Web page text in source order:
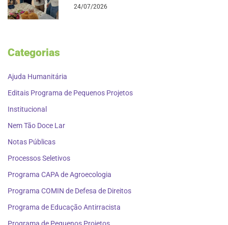
24/07/2026
Categorias
Ajuda Humanitária
Editais Programa de Pequenos Projetos
Institucional
Nem Tão Doce Lar
Notas Públicas
Processos Seletivos
Programa CAPA de Agroecologia
Programa COMIN de Defesa de Direitos
Programa de Educação Antirracista